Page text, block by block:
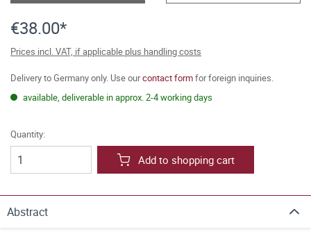
€38.00*
Prices incl. VAT, if applicable plus handling costs
Delivery to Germany only. Use ourcontact formfor foreign inquiries.
available, deliverable in approx. 2-4 working days
Quantity:
Add to shopping cart
Abstract